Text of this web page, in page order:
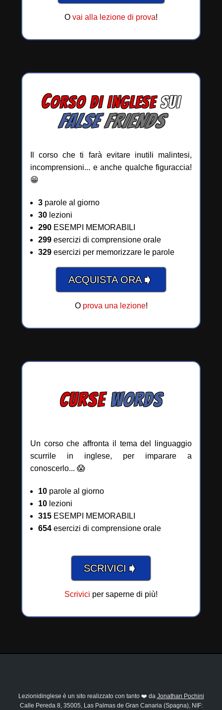
O vai alla lezione di prova!
CORSO DI INGLESESUI
FALSEFRIENDS
Il corso che ti farà evitare inutili malintesi,
incomprensioni... e anche qualche figuraccia!
😁
3 parole al giorno
30 lezioni
290 ESEMPI MEMORABILI
299 esercizi di comprensione orale
329 esercizi per memorizzare le parole
ACQUISTA ORA➧
O prova una lezione!
CURSE WORDS
Un corso che affronta il tema del linguaggio
scurrile in inglese, per imparare a
conoscerlo... 😱
10 parole al giorno
10 lezioni
315 ESEMPI MEMORABILI
654 esercizi di comprensione orale
SCRIVICI ➧
Scrivici per saperne di più!
Lezionidinglese è un sito realizzato con tanto ❤️ da Jonathan Pochini
Calle Pereda 8, 35005, Las Palmas de Gran Canaria (Spagna), NIF: